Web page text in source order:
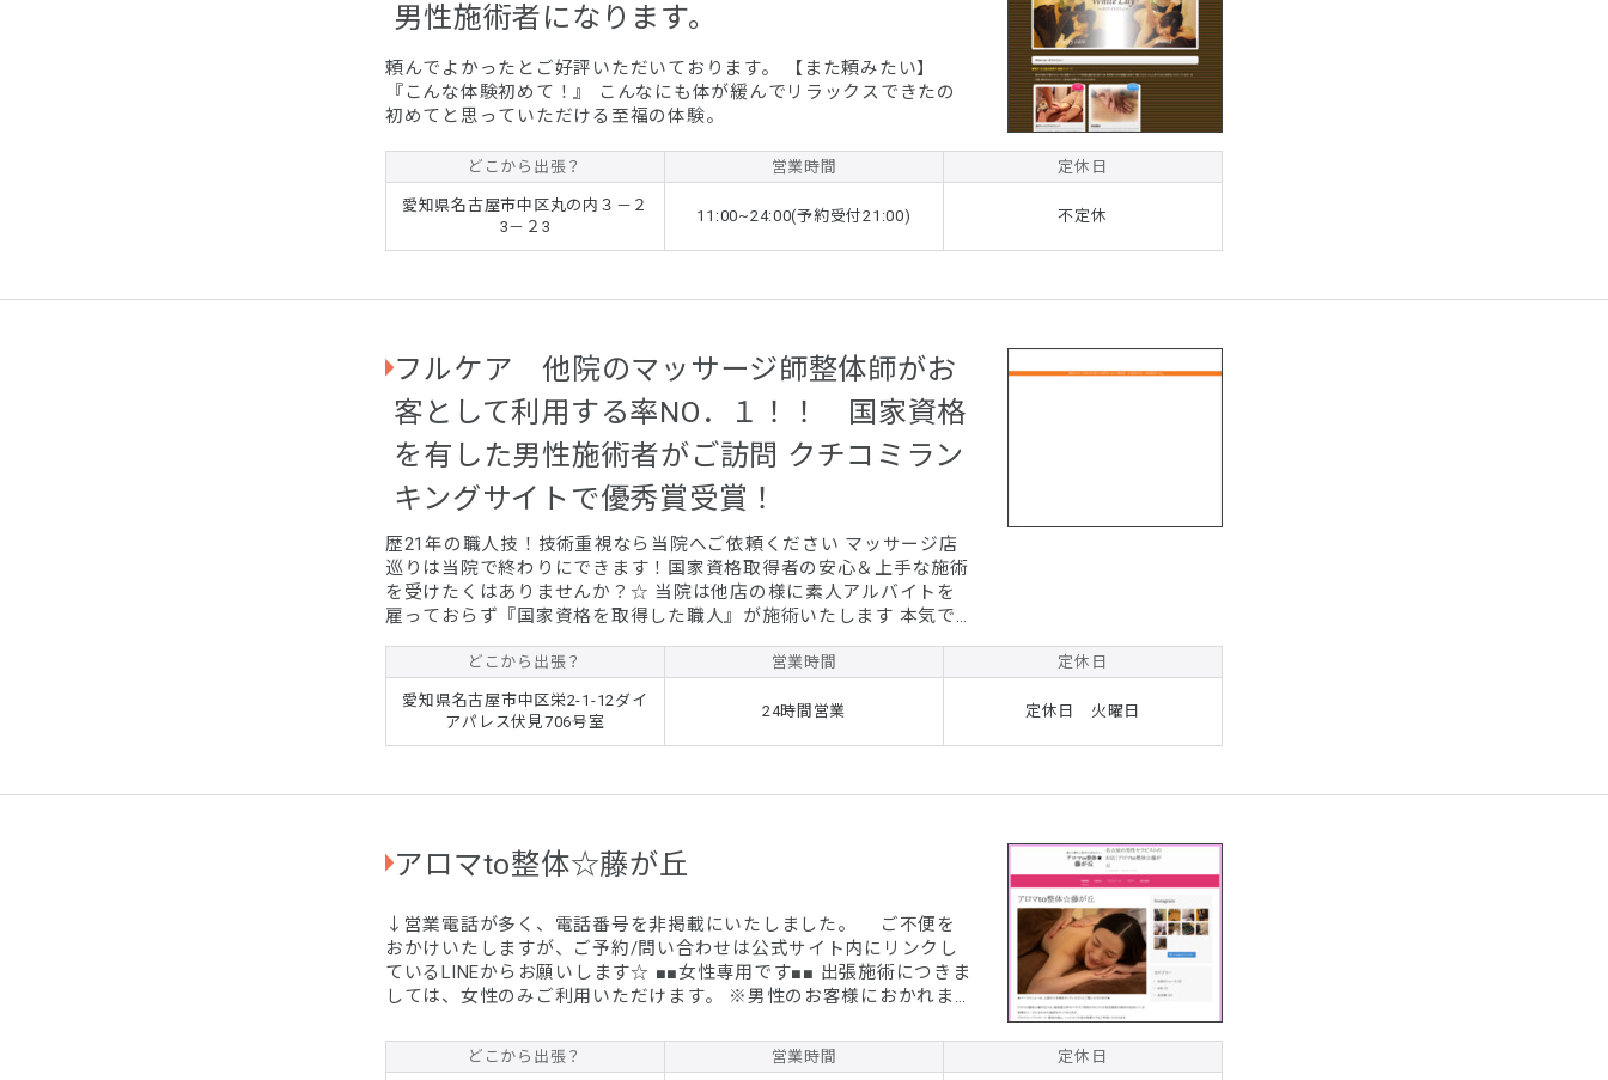
男性施術者になります。
頼んでよかったとご好評いただいております。 【また頼みたい】
『こんな体験初めて！』 こんなにも体が緩んでリラックスできたの
初めてと思っていただける至福の体験。
どこから出張？ 営業時間 定休日
愛知県名古屋市中区丸の内３－２
3－２3
11:00~24:00(予約受付21:00) 不定休
フルケア 他院のマッサージ師整体師がお
客として利用する率NO．１！！ 国家資格
を有した男性施術者がご訪問 クチコミラン
キングサイトで優秀賞受賞！
歴21年の職人技！技術重視なら当院へご依頼ください マッサージ店
巡りは当院で終わりにできます！国家資格取得者の安心＆上手な施術
を受けたくはありませんか？☆ 当院は他店の様に素人アルバイトを
雇っておらず『国家資格を取得した職人』が施術いたします 本気で
院へ。当院はご自宅、ホテル、オフィスへの出張治療院です、指の圧
力を駆使した柔理学式マッサージ技術で体の固さをとりのぞきます。
肩こり、腰痛、慢性的な疲れ、頭痛、手足のシビレ、不眠症に悩まさ
どこから出張？ 営業時間 定休日
愛知県名古屋市中区栄2-1-12ダイ
アパレス伏見706号室
24時間営業 定休日 火曜日
アロマto整体☆藤が丘
↓営業電話が多く、電話番号を非掲載にいたしました。 ご不便を
おかけいたしますが、ご予約/問い合わせは公式サイト内にリンクし
ているLINEからお願いします☆ ■■女性専用です■■ 出張施術につきま
しては、女性のみご利用いただけます。 ※男性のお客様におかれま
アロマリンパマッサージ 通常価格￥12,300 ⇒ ¥9,800+交通費
(初回)たっぷり150分☆アロマリンパマッサージ 通常価格
どこから出張？ 営業時間 定休日